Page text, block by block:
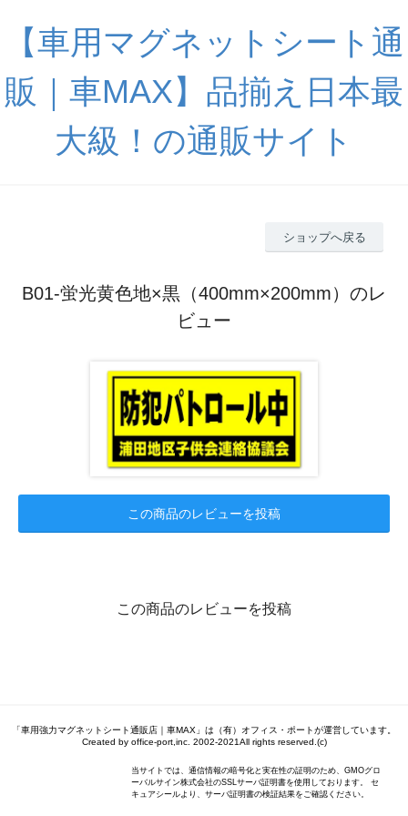
【車用マグネットシート通
販｜車MAX】品揃え日本最
大級！の通販サイト
ショップへ戻る
B01-蛍光黄色地×黒（400mm×200mm）のレ
ビュー
この商品のレビューを投稿
この商品のレビューを投稿
「車用強力マグネットシート通販店｜車MAX」は（有）オフィス・ポートが運営しています。
Created by office-port,inc. 2002-2021All rights reserved.(c)
当サイトでは、通信情報の暗号化と実在性の証明のため、GMOグロ
ーバルサイン株式会社のSSLサーバ証明書を使用しております。 セ
キュアシールより、サーバ証明書の検証結果をご確認ください。